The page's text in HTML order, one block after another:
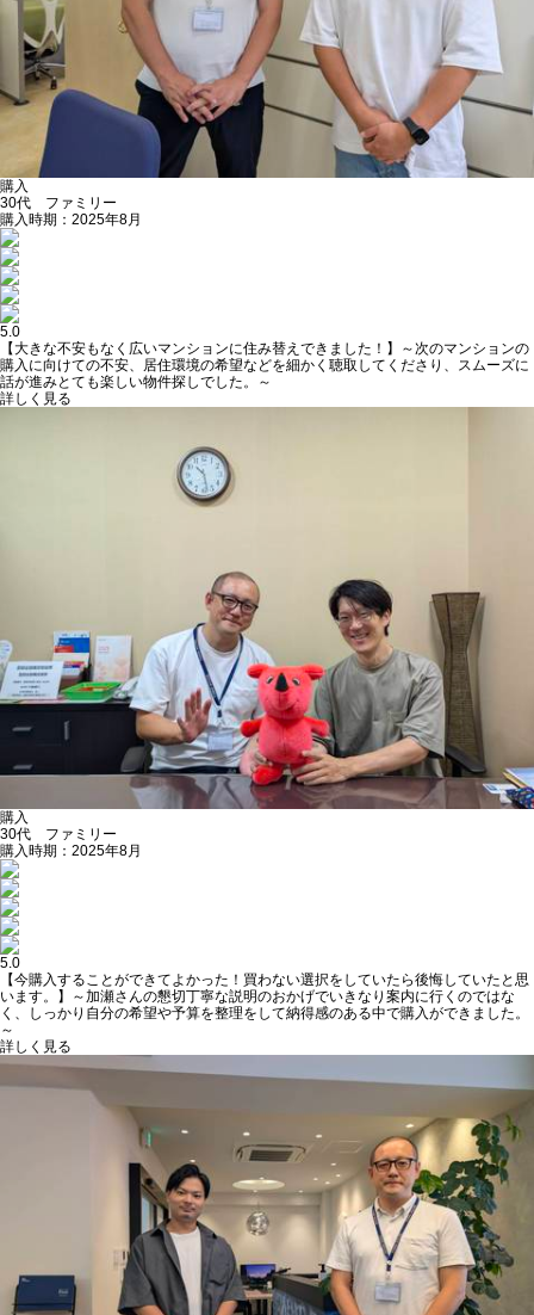
購入
30代 ファミリー
購入時期：2025年8月
5.0
【大きな不安もなく広いマンションに住み替えできました！】～次のマンションの
購入に向けての不安、居住環境の希望などを細かく聴取してくださり、スムーズに
話が進みとても楽しい物件探しでした。～
詳しく見る
購入
30代 ファミリー
購入時期：2025年8月
5.0
【今購入することができてよかった！買わない選択をしていたら後悔していたと思
います。】～加瀬さんの懇切丁寧な説明のおかげでいきなり案内に行くのではな
く、しっかり自分の希望や予算を整理をして納得感のある中で購入ができました。
～
詳しく見る